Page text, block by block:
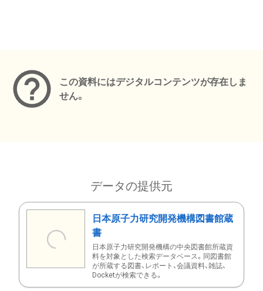
この資料にはデジタルコンテンツが存在しま
せん。
データの提供元
日本原子力研究開発機構図書館蔵
書
日本原子力研究開発機構の中央図書館所蔵資
料を対象とした検索データベース。同図書館
が所蔵する図書、レポート、会議資料、雑誌、
Docketが検索できる。